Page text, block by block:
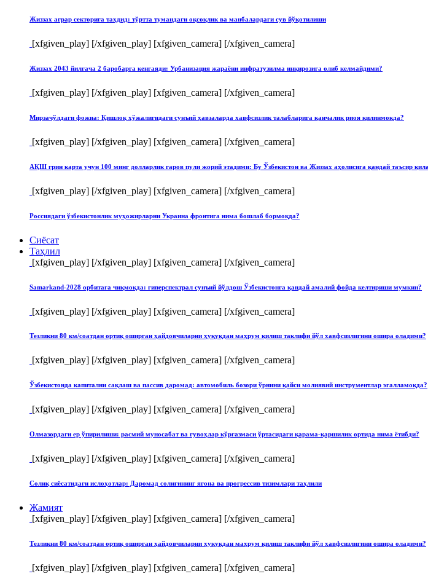
Жиззах аграр секторига таҳдид: тўртта тумандаги оқсоқлик ва манбалардаги сув йўқотилиши
[xfgiven_play] [/xfgiven_play] [xfgiven_camera] [/xfgiven_camera]
Жиззах 2043 йилгача 2 баробарга кенгаяди: Урбанизация жараёни инфратузилма инқирозига олиб келмайдими?
[xfgiven_play] [/xfgiven_play] [xfgiven_camera] [/xfgiven_camera]
Мирзачўлдаги фожиа: Қишлоқ хўжалигидаги сунъий ҳавзаларда хавфсизлик талабларига қанчалик риоя қилинмоқда?
[xfgiven_play] [/xfgiven_play] [xfgiven_camera] [/xfgiven_camera]
АҚШ грин карта учун 100 минг долларлик гаров пули жорий этадими: Бу Ўзбекистон ва Жиззах аҳолисига қандай таъсир
[xfgiven_play] [/xfgiven_play] [xfgiven_camera] [/xfgiven_camera]
Россиядаги ўзбекистонлик муҳожирларни Украина фронтига нима бошлаб бормоқда?
Сиёсат
Таҳлил
[xfgiven_play] [/xfgiven_play] [xfgiven_camera] [/xfgiven_camera]
Samarkand-2028 орбитага чиқмоқда: гиперспектрал сунъий йўлдош Ўзбекистонга қандай амалий фойда келтириши мумкин?
[xfgiven_play] [/xfgiven_play] [xfgiven_camera] [/xfgiven_camera]
Тезликни 80 км/соатдан ортиқ оширган ҳайдовчиларни ҳуқуқдан маҳрум қилиш таклифи йўл хавфсизлигини ошира оладими?
[xfgiven_play] [/xfgiven_play] [xfgiven_camera] [/xfgiven_camera]
Ўзбекистонда капитални сақлаш ва пассив даромад: автомобиль бозори ўрнини қайси молиявий инструментлар эгалламоқда?
[xfgiven_play] [/xfgiven_play] [xfgiven_camera] [/xfgiven_camera]
Олмазордаги ер ўпирилиши: расмий муносабат ва гувоҳлар кўргазмаси ўртасидаги қарама-қаршилик ортида нима ётибди?
[xfgiven_play] [/xfgiven_play] [xfgiven_camera] [/xfgiven_camera]
Солиқ сиёсатидаги ислоҳотлар: Даромад солиғининг ягона ва прогрессив тизимлари таҳлили
Жамият
[xfgiven_play] [/xfgiven_play] [xfgiven_camera] [/xfgiven_camera]
Тезликни 80 км/соатдан ортиқ оширган ҳайдовчиларни ҳуқуқдан маҳрум қилиш таклифи йўл хавфсизлигини ошира оладими?
[xfgiven_play] [/xfgiven_play] [xfgiven_camera] [/xfgiven_camera]